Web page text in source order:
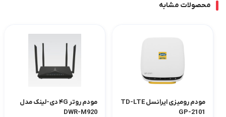
محصولات مشابه
مودم رومیزی ایرانسل TD-LTE
GP-2101
مودم روتر ۴G دی-لینک مدل
DWR-M920